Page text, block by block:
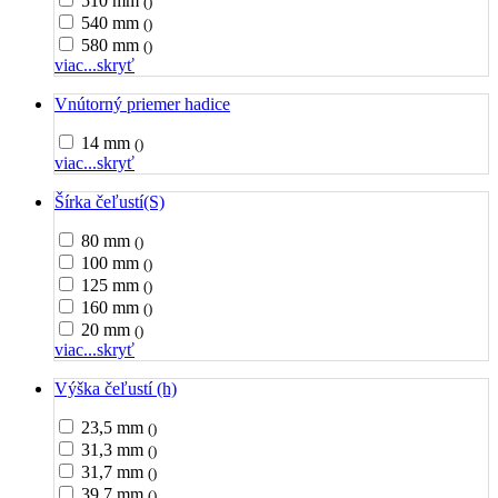
540 mm ()
580 mm ()
viac...skryť
Vnútorný priemer hadice
14 mm ()
viac...skryť
Šírka čeľustí(S)
80 mm ()
100 mm ()
125 mm ()
160 mm ()
20 mm ()
viac...skryť
Výška čeľustí (h)
23,5 mm ()
31,3 mm ()
31,7 mm ()
39,7 mm